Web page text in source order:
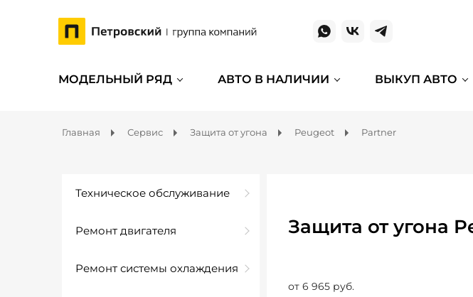
МОДЕЛЬНЫЙ РЯД АВТО В НАЛИЧИИ ВЫКУП АВТО
Главная Сервис Защита от угона Peugeot Partner
Техническое обслуживание
Ремонт двигателя
Ремонт системы охлаждения
Защита от угона
от 6 965 руб.